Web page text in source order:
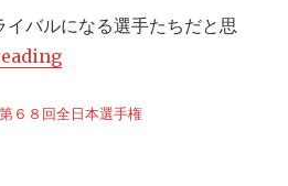
バルになる選手たちだと思
Tags
第６８回全日本選手権